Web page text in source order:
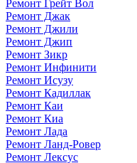
Ремонт Грейт Вол
Ремонт Джак
Ремонт Джили
Ремонт Джип
Ремонт Зикр
Ремонт Инфинити
Ремонт Исузу
Ремонт Кадиллак
Ремонт Каи
Ремонт Киа
Ремонт Лада
Ремонт Ланд-Ровер
Ремонт Лексус